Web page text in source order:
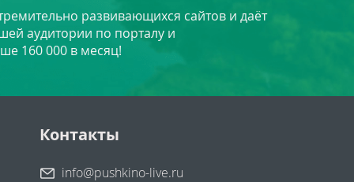
развивающихся сайтов и даёт
аудитории по порталу и
160 000 в месяц!
Контакты
info@pushkino-live.ru